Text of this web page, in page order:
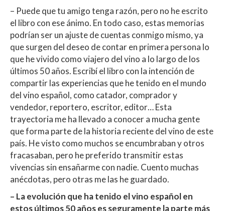
– Puede que tu amigo tenga razón, pero no he escrito
el libro con ese ánimo. En todo caso, estas memorias
podrían ser un ajuste de cuentas conmigo mismo, ya
que surgen del deseo de contar en primera persona lo
que he vivido como viajero del vino a lo largo de los
últimos 50 años. Escribí el libro con la intención de
compartir las experiencias que he tenido en el mundo
del vino español, como catador, comprador y
vendedor, reportero, escritor, editor… Esta
trayectoria me ha llevado a conocer a mucha gente
que forma parte de la historia reciente del vino de este
país. He visto como muchos se encumbraban y otros
fracasaban, pero he preferido transmitir estas
vivencias sin ensañarme con nadie. Cuento muchas
anécdotas, pero otras me las he guardado.
– La evolución que ha tenido el vino español en
estos últimos 50 años es seguramente la parte más